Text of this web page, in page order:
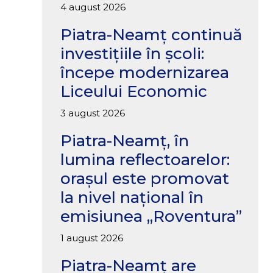
4 august 2026
Piatra-Neamț continuă
investițiile în școli:
începe modernizarea
Liceului Economic
3 august 2026
Piatra-Neamț, în
lumina reflectoarelor:
orașul este promovat
la nivel național în
emisiunea „Roventura”
1 august 2026
Piatra-Neamț are